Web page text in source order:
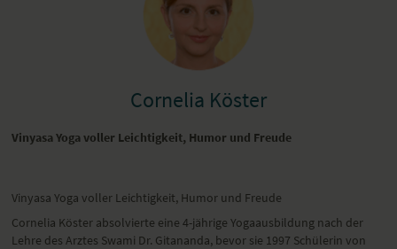
Cornelia Köster
Vinyasa Yoga voller Leichtigkeit, Humor und Freude
Vinyasa Yoga voller Leichtigkeit, Humor und Freude
Cornelia Köster absolvierte eine 4-jährige Yogaausbildung nach der
Lehre des Arztes Swami Dr. Gitananda, bevor sie 1997 Schülerin von